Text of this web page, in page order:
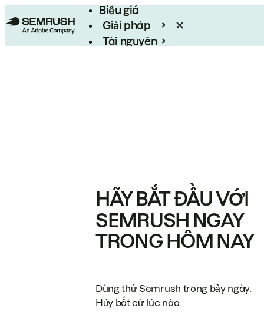
Biểu giá
Giải pháp
Tài nguyên
HÃY BẮT ĐẦU VỚI
SEMRUSH NGAY
TRONG HÔM NAY
Dùng thử Semrush trong bảy ngày.
Hủy bất cứ lúc nào.